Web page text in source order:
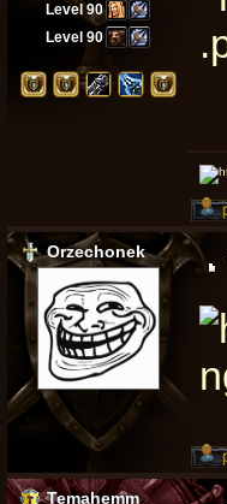
Level 90
Level 90
Orzechonek
Temahemm